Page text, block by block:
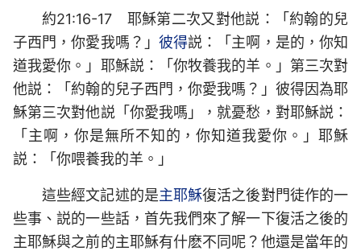
約21:16-17 耶穌第二次又對他説：「約翰的兒
子西門，你愛我嗎？」 彼得説：「主啊，是的，你知
道我愛你。」耶穌説：「你牧養我的羊。」第三次對
他説：「約翰的兒子西門，你愛我嗎？」彼得因為耶
穌第三次對他説「你愛我嗎」，就憂愁，對耶穌説：
「主啊，你是無所不知的，你知道我愛你。」耶穌
説：「你喂養我的羊。」
這些經文記述的是主耶穌復活之後對門徒作的一
些事、説的一些話，首先我們來了解一下復活之後的
主耶穌與之前的主耶穌有什麽不同呢？他還是當年的